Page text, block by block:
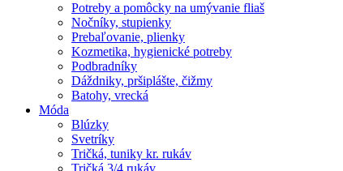
Potreby a pomôcky na umývanie fliaš
Nočníky, stupienky
Prebaľovanie, plienky
Kozmetika, hygienické potreby
Podbradníky
Dáždniky, pršiplášte, čižmy
Batohy, vrecká
Móda
Blúzky
Svetríky
Tričká, tuniky kr. rukáv
Tričká 3/4 rukáv